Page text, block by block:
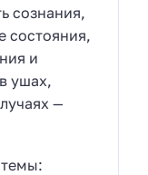
сознания,
состояния,
и
ушах,
—